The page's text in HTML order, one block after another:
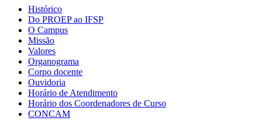
Histórico
Do PROEP ao IFSP
O Campus
Missão
Valores
Organograma
Corpo docente
Ouvidoria
Horário de Atendimento
Horário dos Coordenadores de Curso
CONCAM